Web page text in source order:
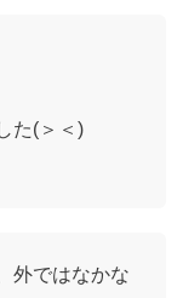
た(＞＜)
外ではなかな